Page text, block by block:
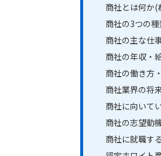
商社とは何か(
商社の3つの
商社の主な仕
商社の年収・
商社の働き方
商社業界の将
商社に向いて
商社の志望動
商社に就職す